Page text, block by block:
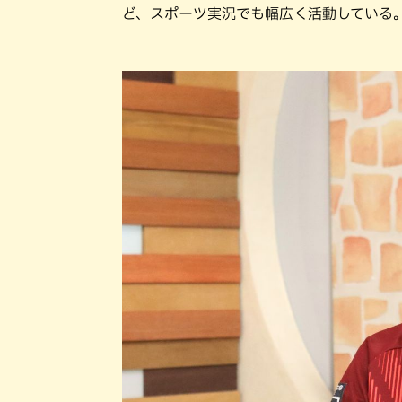
ど、スポーツ実況でも幅広く活動している